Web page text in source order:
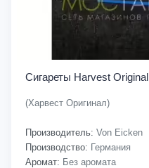
Сигареты Harvest Original
(Харвест Оригинал)
Производитель: Von Eicken
Производство: Германия
Аромат: Без аромата